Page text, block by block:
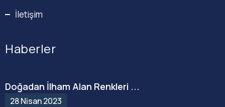
İletişim
Haberler
Doğadan İlham Alan Renkleri ...
28 Nisan 2023